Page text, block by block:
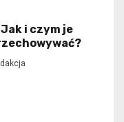
Jak i czym je